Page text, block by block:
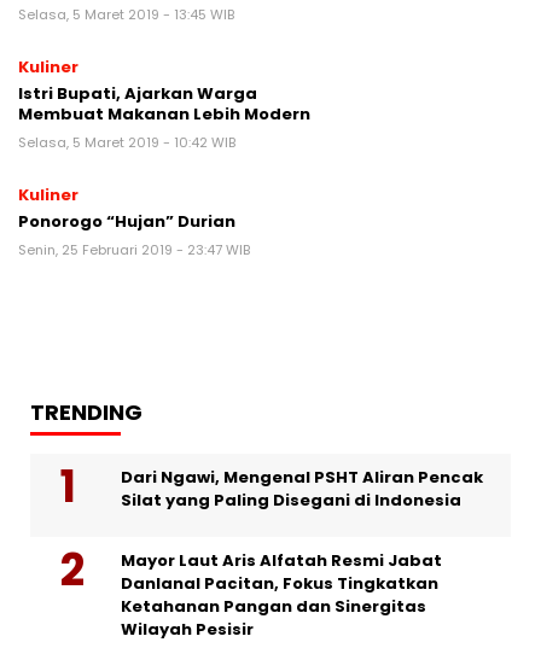
Selasa, 5 Maret 2019 - 13:45 WIB
Kuliner
Istri Bupati, Ajarkan Warga
Membuat Makanan Lebih Modern
Selasa, 5 Maret 2019 - 10:42 WIB
Kuliner
Ponorogo “Hujan” Durian
Senin, 25 Februari 2019 - 23:47 WIB
TRENDING
Dari Ngawi, Mengenal PSHT Aliran Pencak
Silat yang Paling Disegani di Indonesia
Mayor Laut Aris Alfatah Resmi Jabat
Danlanal Pacitan, Fokus Tingkatkan
Ketahanan Pangan dan Sinergitas
Wilayah Pesisir